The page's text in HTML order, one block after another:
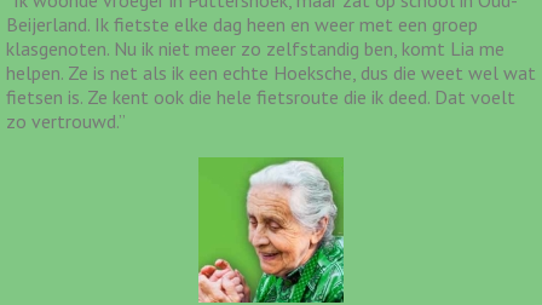
Beijerland. Ik fietste elke dag heen en weer met een groep
klasgenoten. Nu ik niet meer zo zelfstandig ben, komt Lia me
helpen. Ze is net als ik een echte Hoeksche, dus die weet wel wat
fietsen is. Ze kent ook die hele fietsroute die ik deed. Dat voelt
zo vertrouwd.”